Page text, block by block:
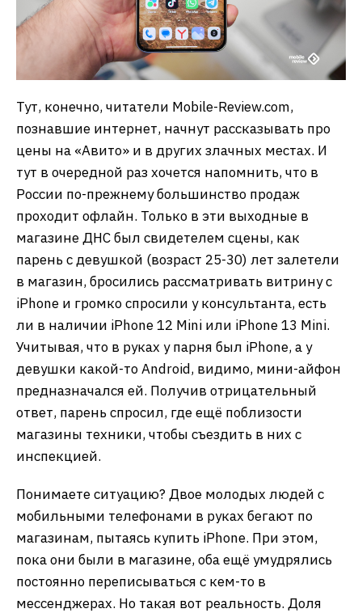
Тут, конечно, читатели Mobile-Review.com,
познавшие интернет, начнут рассказывать про
цены на «Авито» и в других злачных местах. И
тут в очередной раз хочется напомнить, что в
России по-прежнему большинство продаж
проходит офлайн. Только в эти выходные в
магазине ДНС был свидетелем сцены, как
парень с девушкой (возраст 25-30) лет залетели
в магазин, бросились рассматривать витрину с
iPhone и громко спросили у консультанта, есть
ли в наличии iPhone 12 Mini или iPhone 13 Mini.
Учитывая, что в руках у парня был iPhone, а у
девушки какой-то Android, видимо, мини-айфон
предназначался ей. Получив отрицательный
ответ, парень спросил, где ещё поблизости
магазины техники, чтобы съездить в них с
инспекцией.
Понимаете ситуацию? Двое молодых людей с
мобильными телефонами в руках бегают по
магазинам, пытаясь купить iPhone. При этом,
пока они были в магазине, оба ещё умудрялись
постоянно переписываться с кем-то в
мессенджерах. Но такая вот реальность. Доля